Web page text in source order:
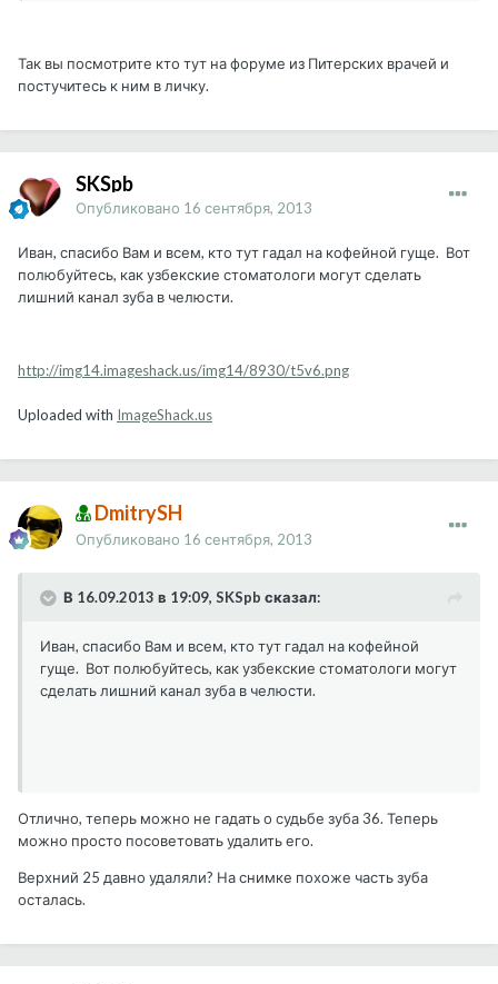
Так вы посмотрите кто тут на форуме из Питерских врачей и
постучитесь к ним в личку.
SKSpb
Опубликовано 16 сентября, 2013
Иван, спасибо Вам и всем, кто тут гадал на кофейной гуще. Вот
полюбуйтесь, как узбекские стоматологи могут сделать
лишний канал зуба в челюсти.
http://img14.imageshack.us/img14/8930/t5v6.png
Uploaded with ImageShack.us
DmitrySH
Опубликовано 16 сентября, 2013
В 16.09.2013 в 19:09, SKSpb сказал:
Иван, спасибо Вам и всем, кто тут гадал на кофейной
гуще. Вот полюбуйтесь, как узбекские стоматологи могут
сделать лишний канал зуба в челюсти.
Отлично, теперь можно не гадать о судьбе зуба 36. Теперь
можно просто посоветовать удалить его.
Верхний 25 давно удаляли? На снимке похоже часть зуба
осталась.